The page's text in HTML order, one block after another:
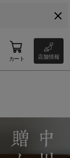
カート 店舗情報